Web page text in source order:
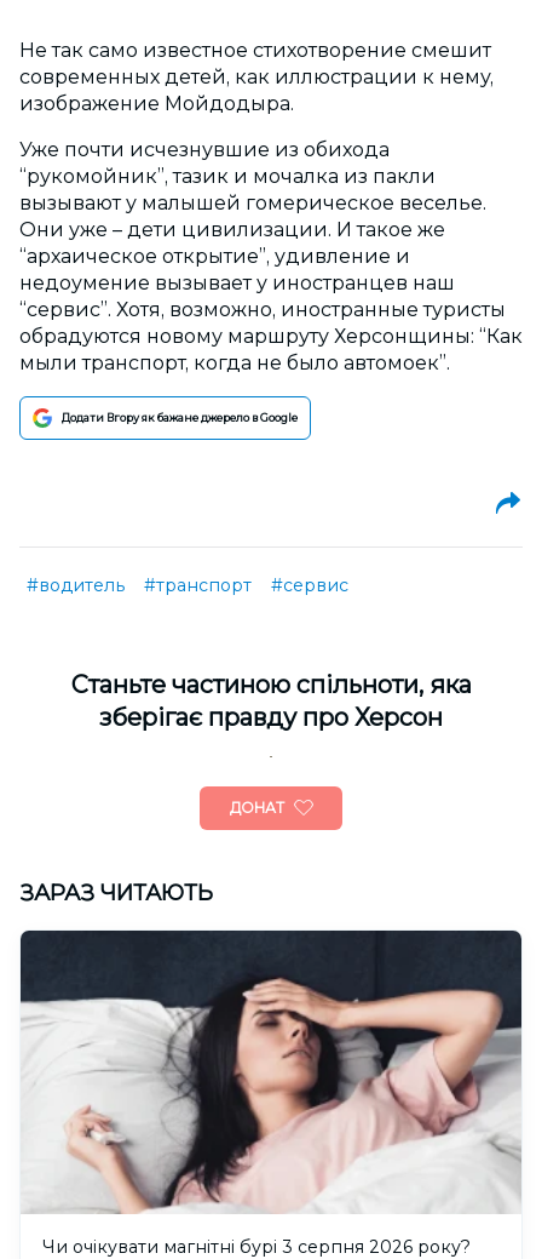
Не так само известное стихотворение смешит
современных детей, как иллюстрации к нему,
изображение Мойдодыра.
Уже почти исчезнувшие из обихода
“рукомойник”, тазик и мочалка из пакли
вызывают у малышей гомерическое веселье.
Они уже – дети цивилизации. И такое же
“архаическое открытие”, удивление и
недоумение вызывает у иностранцев наш
“сервис”. Хотя, возможно, иностранные туристы
обрадуются новому маршруту Херсонщины: “Как
мыли транспорт, когда не было автомоек”.
Додати Вгору як бажане джерело в Google
#водитель #транспорт #сервис
Cтаньте частиною спільноти, яка
зберігає правду про Херсон
ДОНАТ
ЗАРАЗ ЧИТАЮТЬ
Чи очікувати магнітні бурі 3 серпня 2026 року?